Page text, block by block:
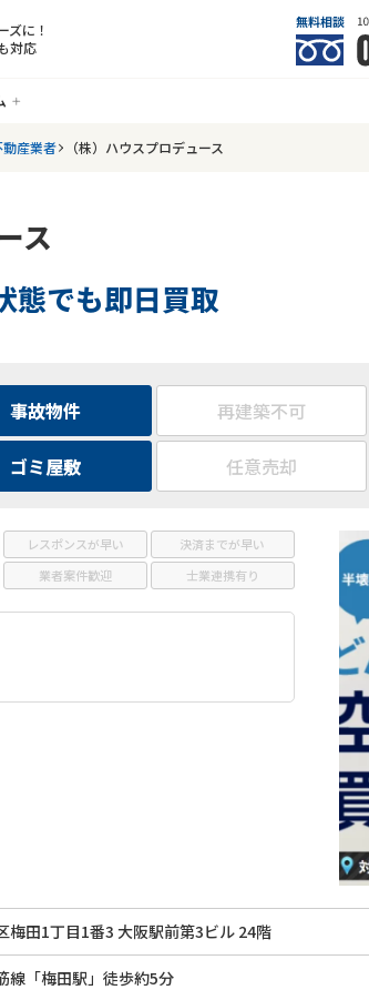
ズに！
対応
産業者 （株）ハウスプロデュース
ス
態でも即日買取
事故物件 再建築不可
ゴミ屋敷 任意売却
レスポンスが早い
決済までが早い
業者案件歓迎 士業連携有り
梅田1丁目1番3 大阪駅前第3ビル 24階
線「梅田駅」徒歩約5分